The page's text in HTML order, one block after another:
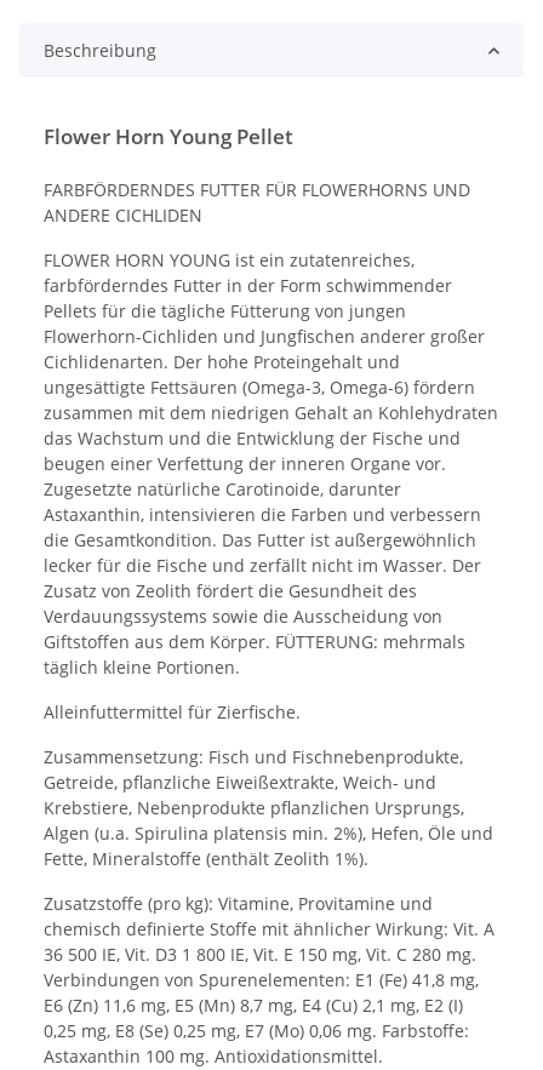
Beschreibung
Flower Horn Young Pellet
FARBFÖRDERNDES FUTTER FÜR FLOWERHORNS UND
ANDERE CICHLIDEN
FLOWER HORN YOUNG ist ein zutatenreiches,
farbförderndes Futter in der Form schwimmender
Pellets für die tägliche Fütterung von jungen
Flowerhorn-Cichliden und Jungfischen anderer großer
Cichlidenarten. Der hohe Proteingehalt und
ungesättigte Fettsäuren (Omega-3, Omega-6) fördern
zusammen mit dem niedrigen Gehalt an Kohlehydraten
das Wachstum und die Entwicklung der Fische und
beugen einer Verfettung der inneren Organe vor.
Zugesetzte natürliche Carotinoide, darunter
Astaxanthin, intensivieren die Farben und verbessern
die Gesamtkondition. Das Futter ist außergewöhnlich
lecker für die Fische und zerfällt nicht im Wasser. Der
Zusatz von Zeolith fördert die Gesundheit des
Verdauungssystems sowie die Ausscheidung von
Giftstoffen aus dem Körper. FÜTTERUNG: mehrmals
täglich kleine Portionen.
Alleinfuttermittel für Zierfische.
Zusammensetzung: Fisch und Fischnebenprodukte,
Getreide, pflanzliche Eiweißextrakte, Weich- und
Krebstiere, Nebenprodukte pflanzlichen Ursprungs,
Algen (u.a. Spirulina platensis min. 2%), Hefen, Öle und
Fette, Mineralstoffe (enthält Zeolith 1%).
Zusatzstoffe (pro kg): Vitamine, Provitamine und
chemisch definierte Stoffe mit ähnlicher Wirkung: Vit. A
36 500 IE, Vit. D3 1 800 IE, Vit. E 150 mg, Vit. C 280 mg.
Verbindungen von Spurenelementen: E1 (Fe) 41,8 mg,
E6 (Zn) 11,6 mg, E5 (Mn) 8,7 mg, E4 (Cu) 2,1 mg, E2 (I)
0,25 mg, E8 (Se) 0,25 mg, E7 (Mo) 0,06 mg. Farbstoffe:
Astaxanthin 100 mg. Antioxidationsmittel.